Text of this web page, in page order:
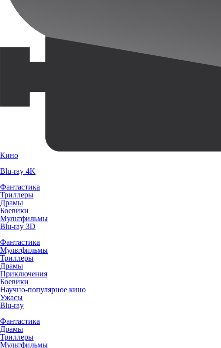
Кино
Blu-ray 4K
Фантастика
Триллеры
Драмы
Боевики
Мультфильмы
Blu-ray 3D
Фантастика
Мультфильмы
Триллеры
Драмы
Приключения
Боевики
Научно-популярное кино
Ужасы
Blu-ray
Фантастика
Драмы
Триллеры
Мультфильмы